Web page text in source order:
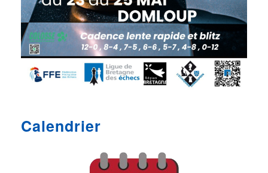
Calendrier